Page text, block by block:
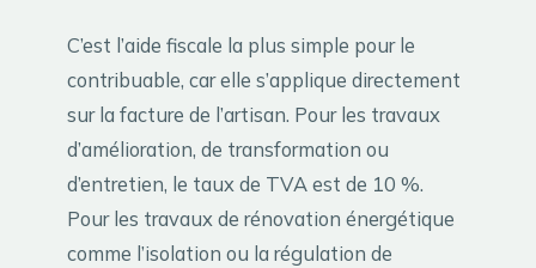
C’est l’aide fiscale la plus simple pour le
contribuable, car elle s’applique directement
sur la facture de l’artisan. Pour les travaux
d’amélioration, de transformation ou
d’entretien, le taux de TVA est de 10 %.
Pour les travaux de rénovation énergétique
comme l’isolation ou la régulation de